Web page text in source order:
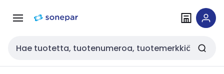
navigointiinsisältöön
Haku